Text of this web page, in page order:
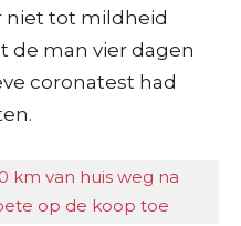
niet tot mildheid
de man vier dagen
coronatest had
km van huis weg na
op de koop toe